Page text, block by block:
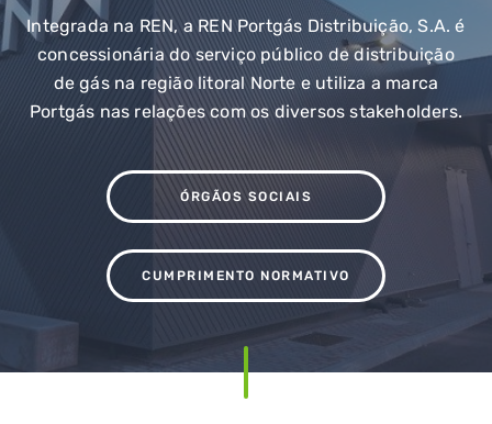
Integrada na REN, a REN Portgás Distribuição, S.A. é
concessionária do serviço público de distribuição
de gás na região litoral Norte e utiliza a marca
Portgás nas relações com os diversos stakeholders.
ÓRGÃOS SOCIAIS
CUMPRIMENTO NORMATIVO